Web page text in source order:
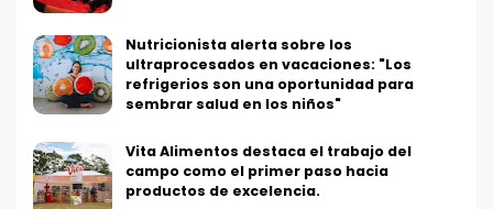
Nutricionista alerta sobre los
ultraprocesados en vacaciones: "Los
refrigerios son una oportunidad para
sembrar salud en los niños"
Vita Alimentos destaca el trabajo del
campo como el primer paso hacia
productos de excelencia.